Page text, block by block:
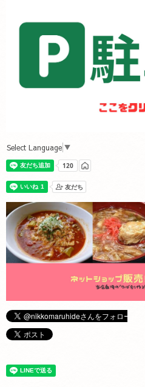
Select Language ▼